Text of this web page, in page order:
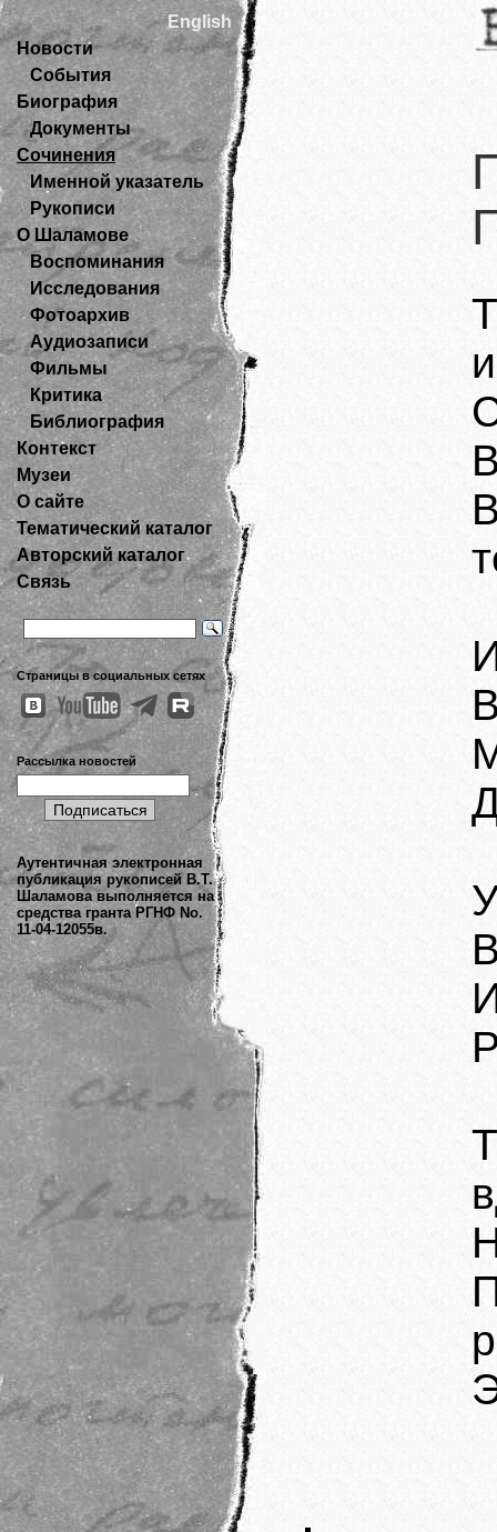
English
Новости
События
Биография
Документы
Сочинения
Именной указатель
Рукописи
О Шаламове
Воспоминания
Исследования
Фотоархив
Аудиозаписи
Фильмы
Критика
Библиография
Контекст
Музеи
О сайте
Тематический каталог
Авторский каталог
Связь
Страницы в социальных сетях
Рассылка новостей
Аутентичная электронная
публикация рукописей В.Т.
Шаламова выполняется на
средства гранта РГНФ No.
11-04-12055в.